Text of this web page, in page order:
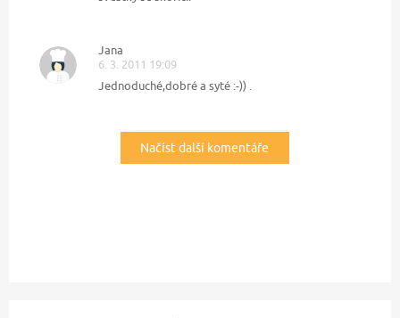
Jana
6. 3. 2011 19:09
Jednoduché,dobré a syté :-)) .
Načíst další komentáře